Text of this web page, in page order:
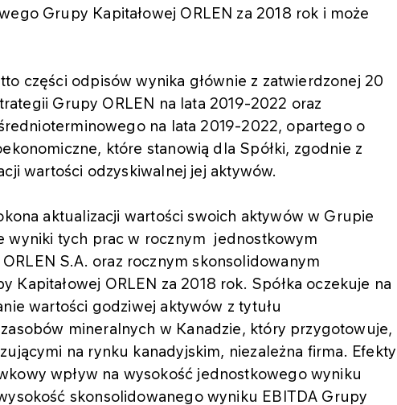
Grupy Kapitałowej ORLEN za 2018 rok i może
części odpisów wynika głównie z zatwierdzonej 20
Grupy ORLEN na lata 2019-2022 oraz
na lata 2019-2022, opartego o
które stanowią dla Spółki, zgodnie z
wartości odzyskiwalnej jej aktywów.
aktualizacji wartości swoich aktywów w Grupie
wyniki tych prac w rocznym jednostkowym
S.A. oraz rocznym skonsolidowanym
Kapitałowej ORLEN za 2018 rok. Spółka oczekuje na
wartości godziwej aktywów z tytułu
mineralnych w Kanadzie, który przygotowuje,
na rynku kanadyjskim, niezależna firma. Efekty
wpływ na wysokość jednostkowego wyniku
skonsolidowanego wyniku EBITDA Grupy